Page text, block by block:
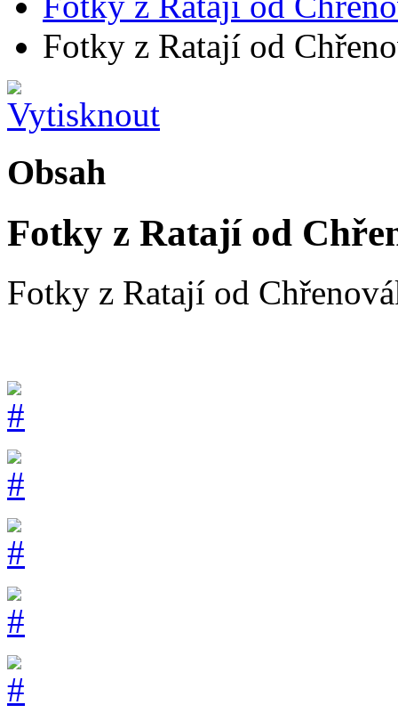
Fotky z Ratají od
Obsah
Fotky z Ratají od
Fotky z Ratají od